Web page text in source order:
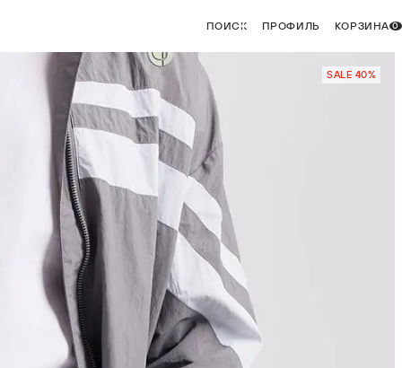
ПОИСК ПРОФИЛЬ КОРЗИНА 0
SALE 40%